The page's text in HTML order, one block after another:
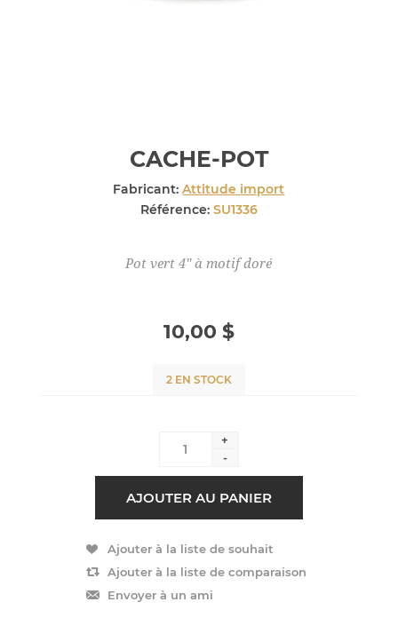
CACHE-POT
Fabricant: Attitude import
Référence: SU1336
Pot vert 4" à motif doré
10,00 $
2 EN STOCK
+
-